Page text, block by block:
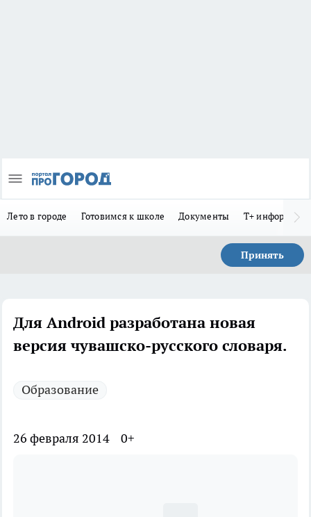
Лето в городе Готовимся к школе Документы Т+
Принять
Для Android разработана новая
версия чувашско-русского словаря.
Образование
26 февраля 2014 0+